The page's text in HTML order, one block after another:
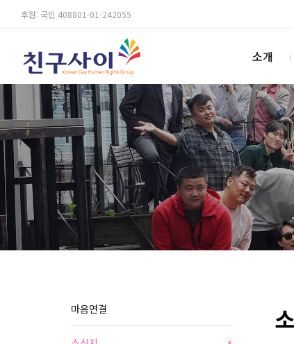
후원: 국민 408801-01-242055
소개
마음연결